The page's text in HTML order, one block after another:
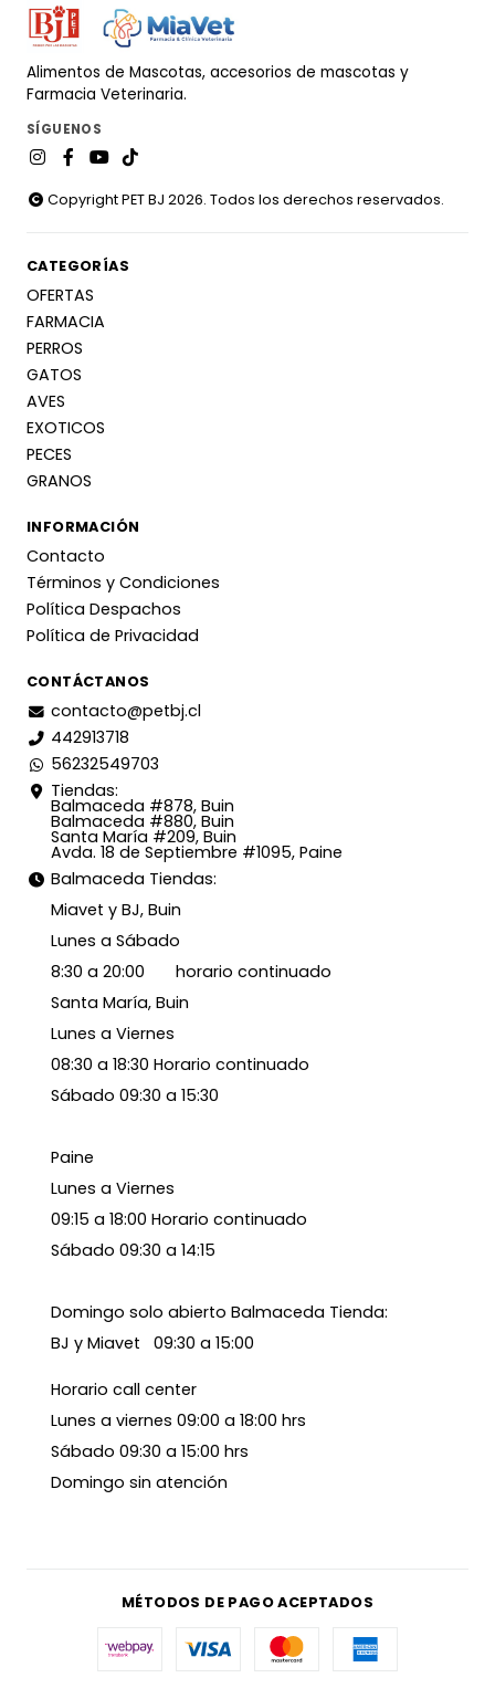
Alimentos de Mascotas, accesorios de mascotas y
Farmacia Veterinaria.
SÍGUENOS
Copyright PET BJ 2026. Todos los derechos reservados.
CATEGORÍAS
OFERTAS
FARMACIA
PERROS
GATOS
AVES
EXOTICOS
PECES
GRANOS
INFORMACIÓN
Contacto
Términos y Condiciones
Política Despachos
Política de Privacidad
CONTÁCTANOS
contacto@petbj.cl
442913718
56232549703
Tiendas:
Balmaceda #878, Buin
Balmaceda #880, Buin
Santa María #209, Buin
Avda. 18 de Septiembre #1095, Paine
Balmaceda Tiendas:
Miavet y BJ, Buin
Lunes a Sábado
8:30 a 20:00 horario continuado
Santa María, Buin
Lunes a Viernes
08:30 a 18:30 Horario continuado
Sábado 09:30 a 15:30
Paine
Lunes a Viernes
09:15 a 18:00 Horario continuado
Sábado 09:30 a 14:15
Domingo solo abierto Balmaceda Tienda:
BJ y Miavet 09:30 a 15:00
Horario call center
Lunes a viernes 09:00 a 18:00 hrs
Sábado 09:30 a 15:00 hrs
Domingo sin atención
MÉTODOS DE PAGO ACEPTADOS